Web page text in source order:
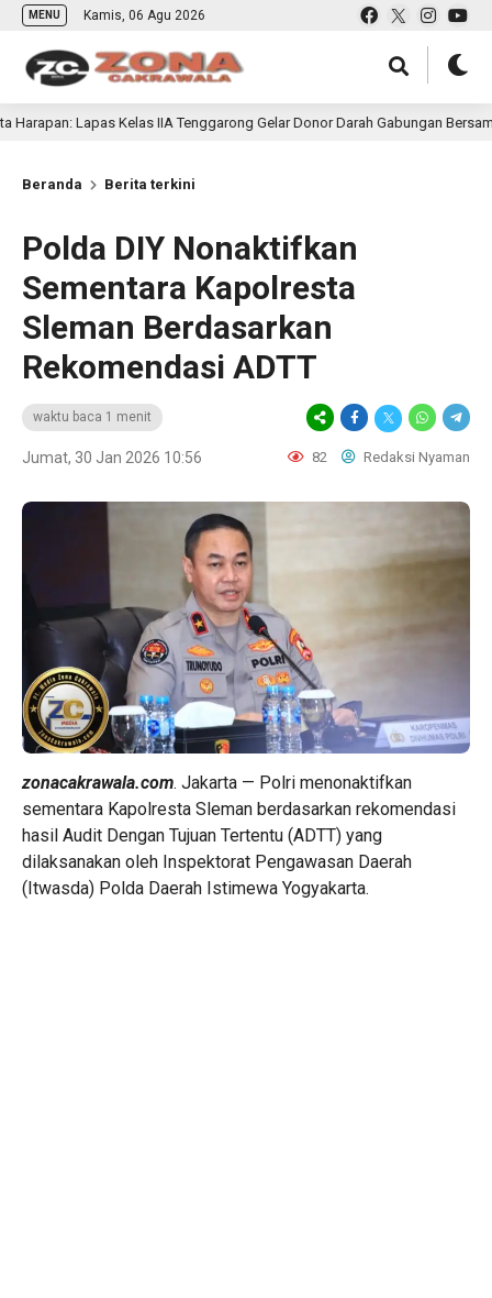
MENU Kamis, 06 Agu 2026
Kelas IIA Tenggarong Gelar Donor Darah Gabungan Bersama UPT
Beranda Berita terkini
Polda DIY Nonaktifkan
Sementara Kapolresta
Sleman Berdasarkan
Rekomendasi ADTT
waktu baca 1 menit
Jumat, 30 Jan 2026 10:56 82 Redaksi Nyaman
zonacakrawala.com. Jakarta — Polri menonaktifkan
sementara Kapolresta Sleman berdasarkan rekomendasi
hasil Audit Dengan Tujuan Tertentu (ADTT) yang
dilaksanakan oleh Inspektorat Pengawasan Daerah
(Itwasda) Polda Daerah Istimewa Yogyakarta.